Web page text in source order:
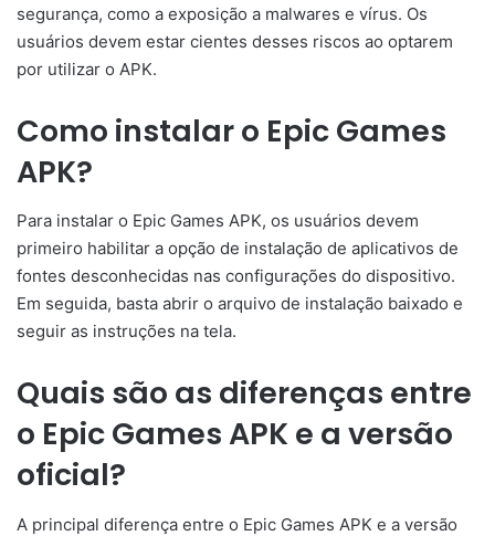
segurança, como a exposição a malwares e vírus. Os
usuários devem estar cientes desses riscos ao optarem
por utilizar o APK.
Como instalar o Epic Games
APK?
Para instalar o Epic Games APK, os usuários devem
primeiro habilitar a opção de instalação de aplicativos de
fontes desconhecidas nas configurações do dispositivo.
Em seguida, basta abrir o arquivo de instalação baixado e
seguir as instruções na tela.
Quais são as diferenças entre
o Epic Games APK e a versão
oficial?
A principal diferença entre o Epic Games APK e a versão